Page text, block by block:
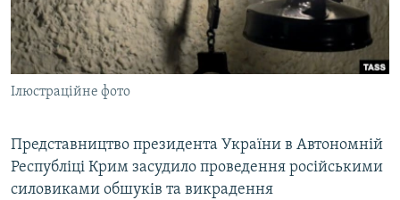
СВІДЧЕННЯ ОКУПАЦІЇ
УКРАЇНСЬКА ПРОБЛЕМА КРИМУ
ІНФОГРАФІКА
Qırımtatar
ДОЛУЧАЙСЯ!
Усі сайти RFE/RL
Ілюстраційне фото
Представництво президента України в Автономній
Республіці Крим засудило проведення російськими
силовиками обшуків та викрадення